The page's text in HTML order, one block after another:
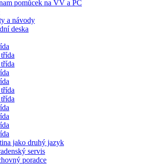
pomůcek na VV a PČ
a návody
deska
jako druhý jazyk
servis
poradce